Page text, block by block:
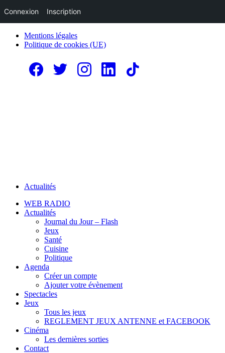
Mentions légales
Politique de cookies (UE)
Actualités
WEB RADIO
Actualités
Journal du Jour – Flash
Jeux
Santé
Cuisine
Politique
Agenda
Créer un compte
Ajouter votre évènement
Spectacles
Jeux
Tous les jeux
REGLEMENT JEUX ANTENNE et FACEBOOK
Cinéma
Les dernières sorties
Contact
Connexion Inscription